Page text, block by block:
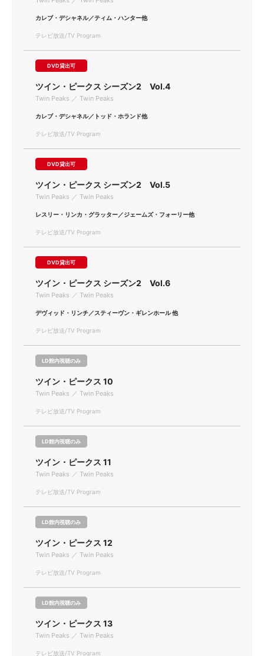
カレブ・デシャネル／ティム・ハンター他
テレビ放送/TV Program
DVD貸出可
ツイン・ピークス シーズン2 Vol.4
Twin Peaks ／ Twin Peaks
カレブ・デシャネル／トッド・ホランド他
テレビ放送/TV Program
DVD貸出可
ツイン・ピークス シーズン2 Vol.5
Twin Peaks ／ Twin Peaks
レスリー・リンカ・グラッター／ジェームズ・フォーリー他
テレビ放送/TV Program
DVD貸出可
ツイン・ピークス シーズン2 Vol.6
Twin Peaks ／ Twin Peaks
デヴィッド・リンチ／スティーヴン・ギレンホール 他
テレビ放送/TV Program
LD館内視聴のみ
ツイン・ピークス 10
Twin Peaks ／ Twin Peaks
テレビ放送/TV Program
LD館内視聴のみ
ツイン・ピークス 11
Twin Peaks ／ Twin Peaks
テレビ放送/TV Program
LD館内視聴のみ
ツイン・ピークス 12
Twin Peaks ／ Twin Peaks
テレビ放送/TV Program
LD館内視聴のみ
ツイン・ピークス 13
Twin Peaks ／ Twin Peaks
テレビ放送/TV Program